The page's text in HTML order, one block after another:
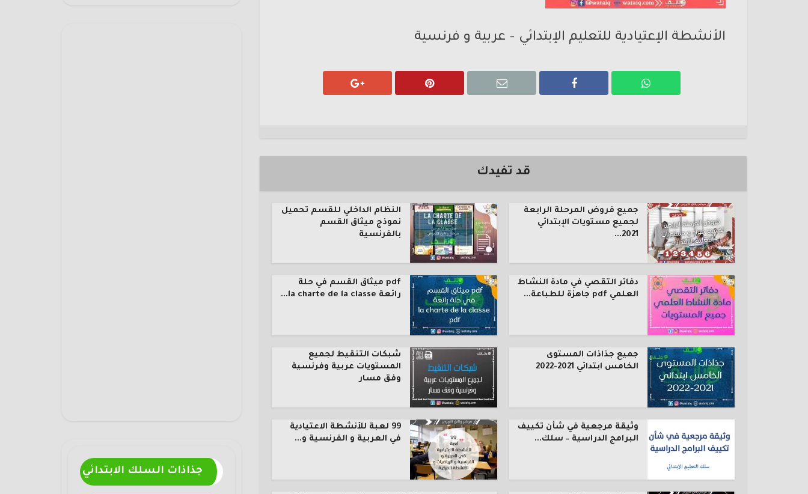
جذاذات السلك الابتدائي
الأنشطة الإعتيادية للتعليم الإبتدائي – عربية و فرنسية
قد تفيدك
جميع فروض المرحلة الرابعة
لجميع مستويات الإبتدائي
2021...
النظام الداخلي للقسم تحميل
نموذج ميثاق القسم
بالفرنسية
دفاتر التقصي في مادة النشاط
العلمي pdf جاهزة للطباعة...
pdf ميثاق القسم في حلة
رائعة la charte de la classe...
جميع جذاذات المستوى
الخامس ابتدائي 2021-2022
شبكات التنقيط لجميع
المستويات عربية وفرنسية
وفق مسار
وثيقة مرجعية في شأن تكييف
البرامج الدراسية – سلك...
99 لعبة للأنشطة الاعتيادية
في العربية و الفرنسية و...